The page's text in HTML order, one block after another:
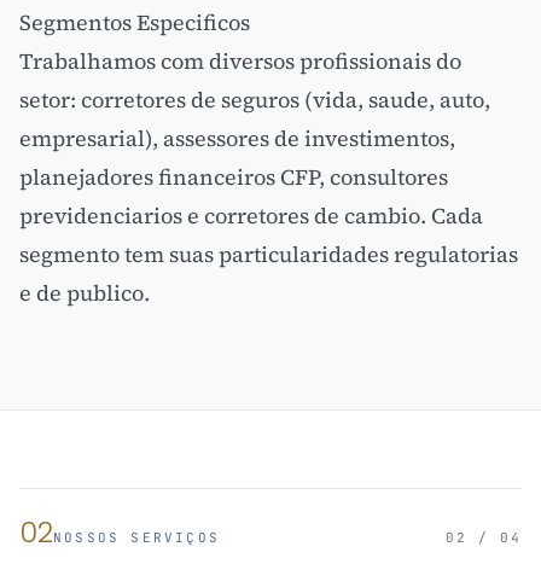
Segmentos Especificos
Trabalhamos com diversos profissionais do
setor: corretores de seguros (vida, saude, auto,
empresarial), assessores de investimentos,
planejadores financeiros CFP, consultores
previdenciarios e corretores de cambio. Cada
segmento tem suas particularidades regulatorias
e de publico.
02NOSSOS SERVIÇOS 02 / 04